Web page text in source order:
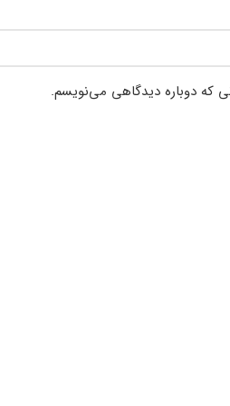
که دوباره دیدگاهی می‌نویسم.